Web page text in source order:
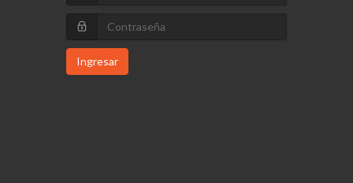
Ingresar